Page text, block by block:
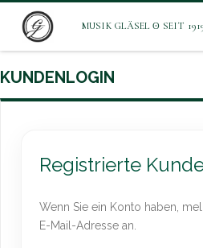
Direkt
zum
KUNDENLOGIN
Registrierte
Wenn Sie ein Konto haben,
E-Mail-Adresse an.